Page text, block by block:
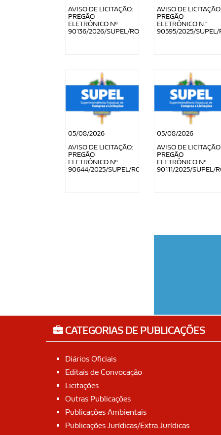
AVISO DE LICITAÇÃO:
PREGÃO
ELETRÔNICO Nº
90136/2026/SUPEL/RO
AVISO DE
PREGÃO
ELETRÔNICO N.°
90595/2025/SUPEL/
05/08/2026
AVISO DE LICITAÇÃO:
PREGÃO
ELETRÔNICO Nº
90644/2025/SUPEL/RO
05/08/2026
AVISO DE
PREGÃO
ELETRÔNICO Nº
90111/2025/SUPEL/
CATEGORIAS DE PUBLICAÇÕES
Diários Oficiais
Editais de Convocação
Licitações
Outras Publicações
Publicações Ambientais
Publicações Jurídicas/Extra Jurídicas